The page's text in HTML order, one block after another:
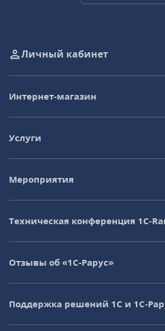
Личный кабинет
Интернет-магазин
Услуги
Мероприятия
Техническая конференция
Отзывы об «1С-Рарус»
Поддержка решений 1С и